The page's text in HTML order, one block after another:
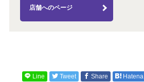
店舗へのページ
Line Tweet Share Hatena